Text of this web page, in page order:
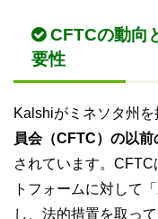
CFTCの動向
要性
Kalshiがミネソタ州を
員会（CFTC）の以
されています。
トフォームに対して
し、法的措置を取っ